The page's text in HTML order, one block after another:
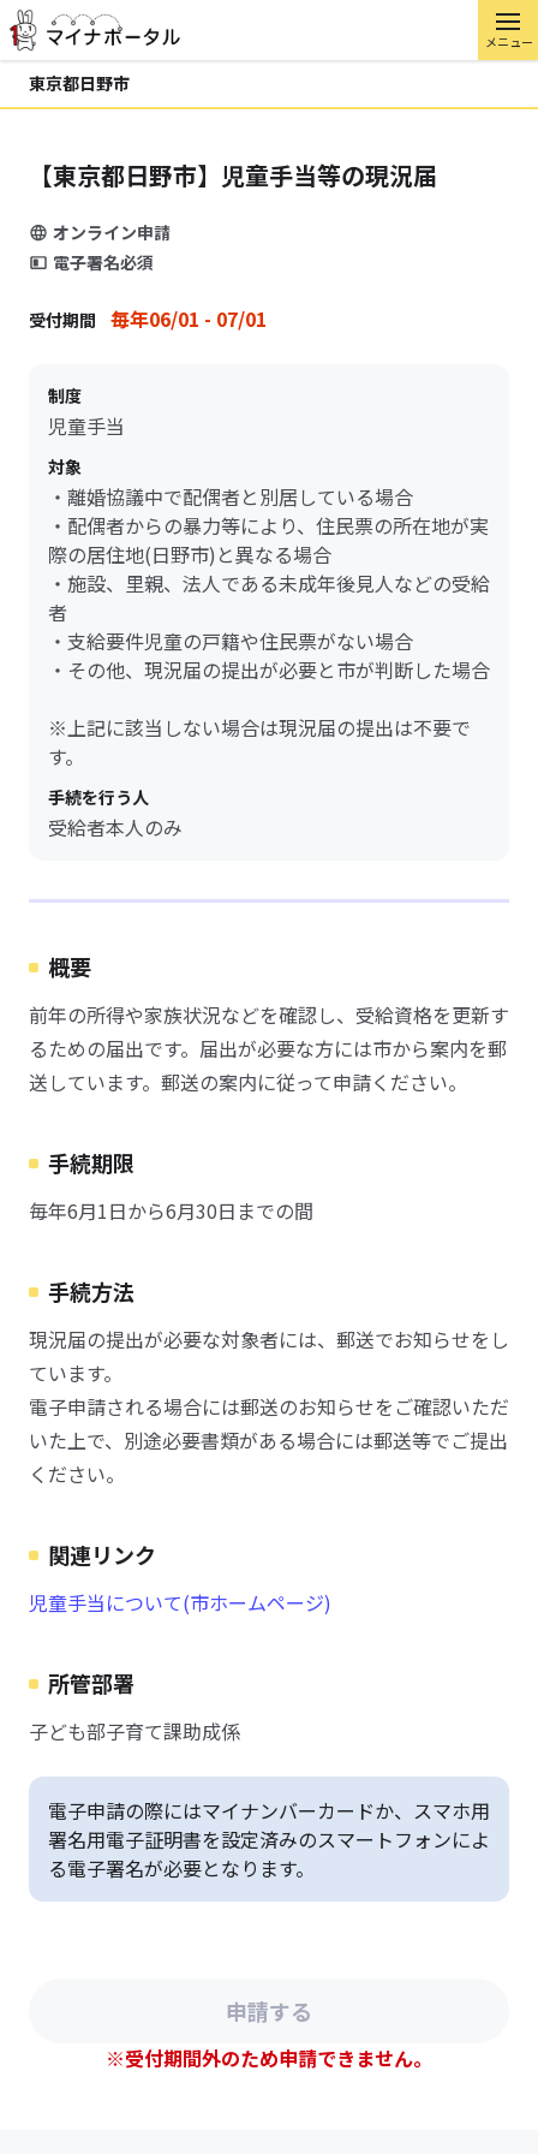
メニュー
東京都日野市
【東京都日野市】児童手当等の現況届
オンライン申請
電子署名必須
受付期間 毎年06/01 - 07/01
制度
児童手当
対象
・離婚協議中で配偶者と別居している場合
・配偶者からの暴力等により、住民票の所在地が実
際の居住地(日野市)と異なる場合
・施設、里親、法人である未成年後見人などの受給
者
・支給要件児童の戸籍や住民票がない場合
・その他、現況届の提出が必要と市が判断した場合
※上記に該当しない場合は現況届の提出は不要で
す。
手続を行う人
受給者本人のみ
概要
前年の所得や家族状況などを確認し、受給資格を更新す
るための届出です。届出が必要な方には市から案内を郵
送しています。郵送の案内に従って申請ください。
手続期限
毎年6月1日から6月30日までの間
手続方法
現況届の提出が必要な対象者には、郵送でお知らせをし
ています。
電子申請される場合には郵送のお知らせをご確認いただ
いた上で、別途必要書類がある場合には郵送等でご提出
ください。
関連リンク
児童手当について(市ホームページ)
所管部署
子ども部子育て課助成係
電子申請の際にはマイナンバーカードか、スマホ用
署名用電子証明書を設定済みのスマートフォンによ
る電子署名が必要となります。
※受付期間外のため申請できません。